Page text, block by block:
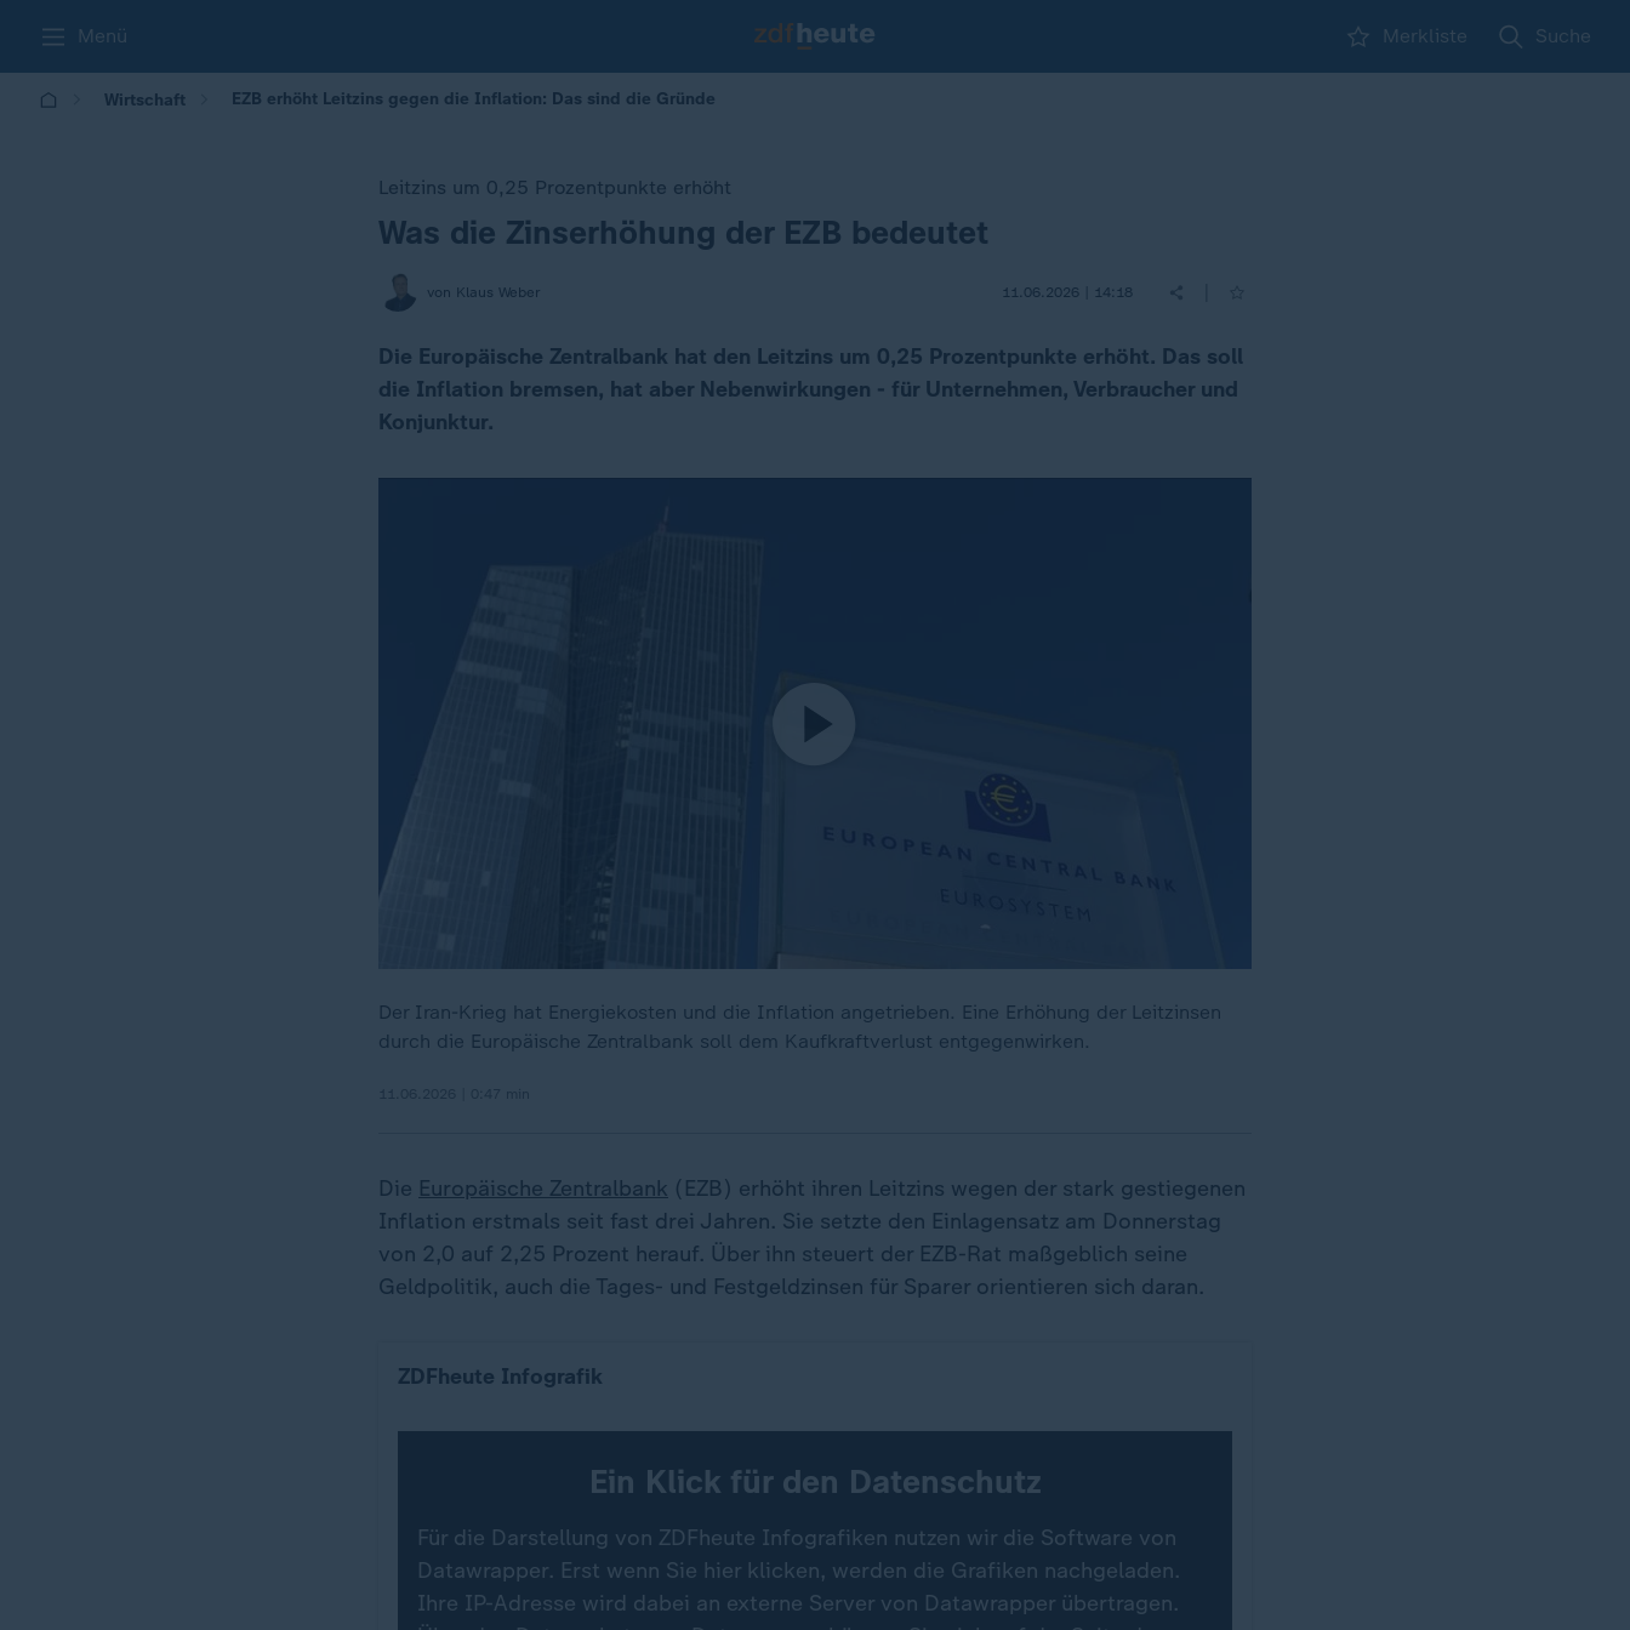
Menü Merkliste Suche
Wirtschaft EZB erhöht Leitzins gegen die Inflation: Das sind die Gründe
Leitzins um 0,25 Prozentpunkte erhöht
:
Was die Zinserhöhung der EZB bedeutet
von Klaus Weber 11.06.2026 | 14:18
Die Europäische Zentralbank hat den Leitzins um 0,25 Prozentpunkte erhöht. Das soll
die Inflation bremsen, hat aber Nebenwirkungen - für Unternehmen, Verbraucher und
Konjunktur.
Der Iran-Krieg hat Energiekosten und die Inflation angetrieben. Eine Erhöhung der Leitzinsen
durch die Europäische Zentralbank soll dem Kaufkraftverlust entgegenwirken.
Die Europäische Zentralbank (EZB) erhöht ihren Leitzins wegen der stark gestiegenen
Inflation erstmals seit fast drei Jahren. Sie setzte den Einlagensatz am Donnerstag
von 2,0 auf 2,25 Prozent herauf. Über ihn steuert der EZB-Rat maßgeblich seine
Geldpolitik, auch die Tages- und Festgeldzinsen für Sparer orientieren sich daran.
ZDFheute Infografik
Ein Klick für den Datenschutz
Für die Darstellung von ZDFheute Infografiken nutzen wir die Software von
Datawrapper. Erst wenn Sie hier klicken, werden die Grafiken nachgeladen.
Ihre IP-Adresse wird dabei an externe Server von Datawrapper übertragen.